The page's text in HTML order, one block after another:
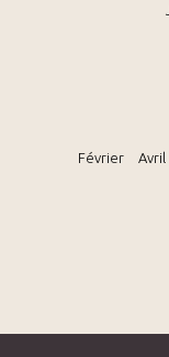
Février Avril